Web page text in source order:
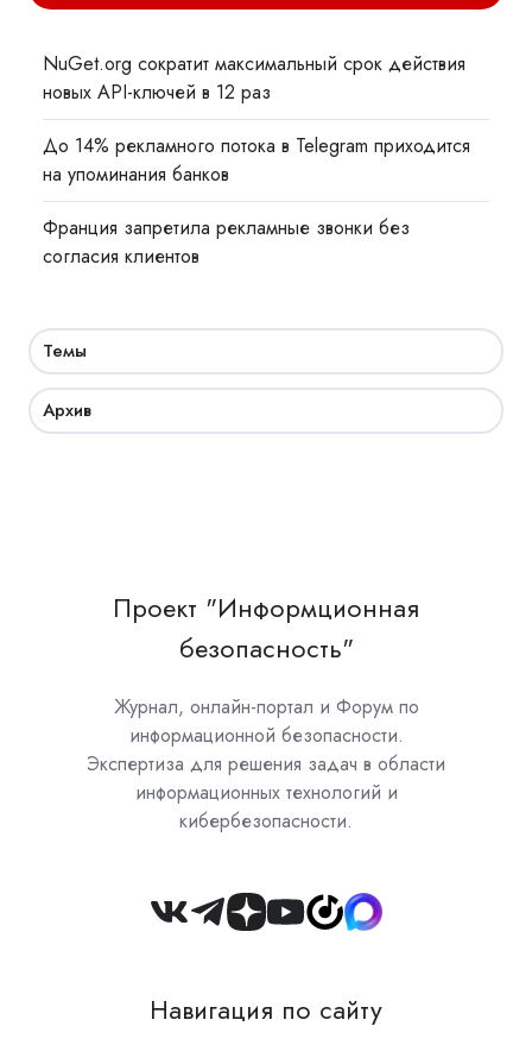
NuGet.org сократит максимальный срок действия
новых API-ключей в 12 раз
До 14% рекламного потока в Telegram приходится
на упоминания банков
Франция запретила рекламные звонки без
согласия клиентов
Темы
Архив
Проект "Информционная
безопасность"
Журнал, онлайн-портал и Форум по
информационной безопасности.
Экспертиза для решения задач в области
информационных технологий и
кибербезопасности.
Join
Slack
Навигация по сайту